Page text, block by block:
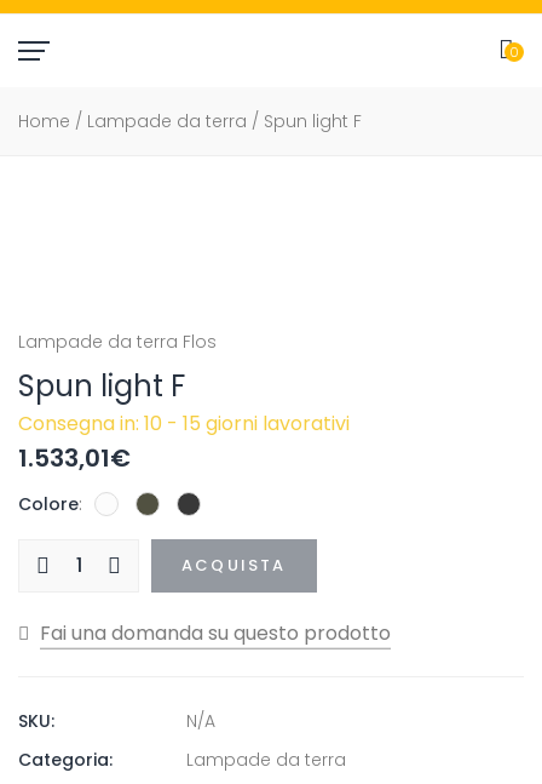
0
Home / Lampade da terra / Spun light F
Lampade da terra Flos
Spun light F
Consegna in: 10 - 15 giorni lavorativi
1.533,01€
Colore
ACQUISTA
SKU:
N/A
Categoria:
Lampade da terra